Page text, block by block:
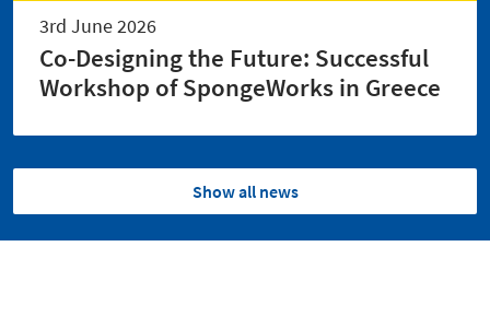
3rd June 2026
Co-Designing the Future: Successful
Workshop of SpongeWorks in Greece
Show all news